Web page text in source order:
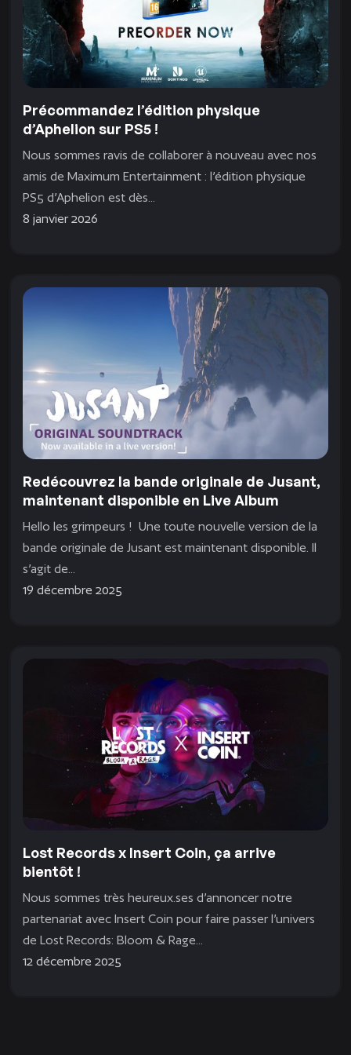
Précommandez l’édition physique
d’Aphelion sur PS5 !
Nous sommes ravis de collaborer à nouveau avec nos
amis de Maximum Entertainment : l’édition physique
PS5 d’Aphelion est dès...
8 janvier 2026
Redécouvrez la bande originale de Jusant,
maintenant disponible en Live Album
Hello les grimpeurs ! Une toute nouvelle version de la
bande originale de Jusant est maintenant disponible. Il
s’agit de...
19 décembre 2025
Lost Records x Insert Coin, ça arrive
bientôt !
Nous sommes très heureux.ses d’annoncer notre
partenariat avec Insert Coin pour faire passer l’univers
de Lost Records: Bloom & Rage...
12 décembre 2025